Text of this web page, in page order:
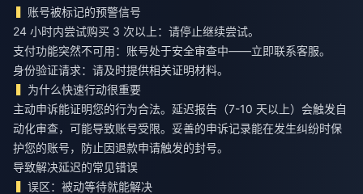
账号被标记的预警信号
24 小时内尝试购买 3 次以上：请停止继续尝试。
支付功能突然不可用：账号处于安全审查中——立即联系客服。
身份验证请求：请及时提供相关证明材料。
为什么快速行动很重要
主动申诉能证明您的行为合法。延迟报告（7-10 天以上）会触发自
动化审查，可能导致账号受限。妥善的申诉记录能在发生纠纷时保
护您的账号，防止因退款申请触发的封号。
导致解决延迟的常见错误
误区：被动等待就能解决